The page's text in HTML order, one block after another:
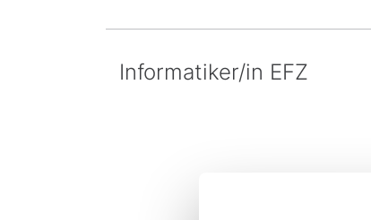
Informatiker/in EFZ